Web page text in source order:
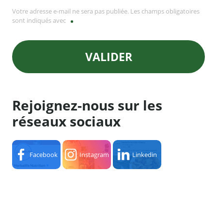
Votre adresse e-mail ne sera pas publiée. Les champs obligatoires
sont indiqués avec
VALIDER
Rejoignez-nous sur les
réseaux sociaux
Facebook Instagram Linkedin